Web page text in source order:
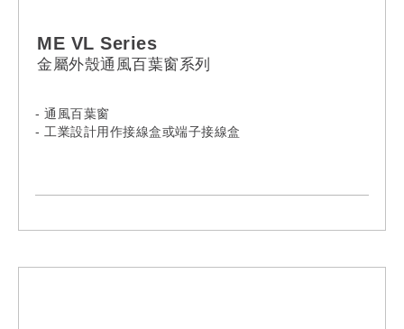
ME VL Series
金屬外殼通風百葉窗系列
- 通風百葉窗
- 工業設計用作接線盒或端子接線盒